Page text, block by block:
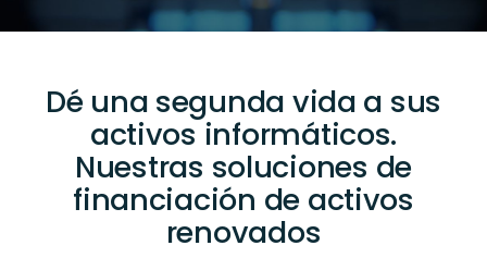
Dé una segunda vida a sus
activos informáticos.
Nuestras soluciones de
financiación de activos
renovados